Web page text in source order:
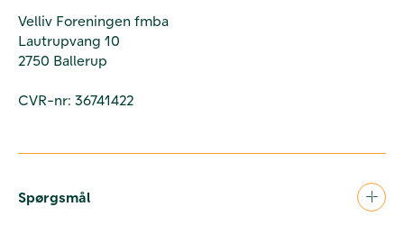
Velliv Foreningen fmba
Lautrupvang 10
2750 Ballerup
CVR-nr: 36741422
Spørgsmål